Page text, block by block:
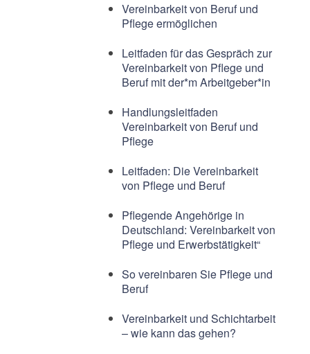
Vereinbarkeit von Beruf und
Pflege ermöglichen
Leitfaden für das Gespräch zur
Vereinbarkeit von Pflege und
Beruf mit der*m Arbeitgeber*in
Handlungsleitfaden
Vereinbarkeit von Beruf und
Pflege
Leitfaden: Die Vereinbarkeit
von Pflege und Beruf
Pflegende Angehörige in
Deutschland: Vereinbarkeit von
Pflege und Erwerbstätigkeit“
So vereinbaren Sie Pflege und
Beruf
Vereinbarkeit und Schichtarbeit
– wie kann das gehen?